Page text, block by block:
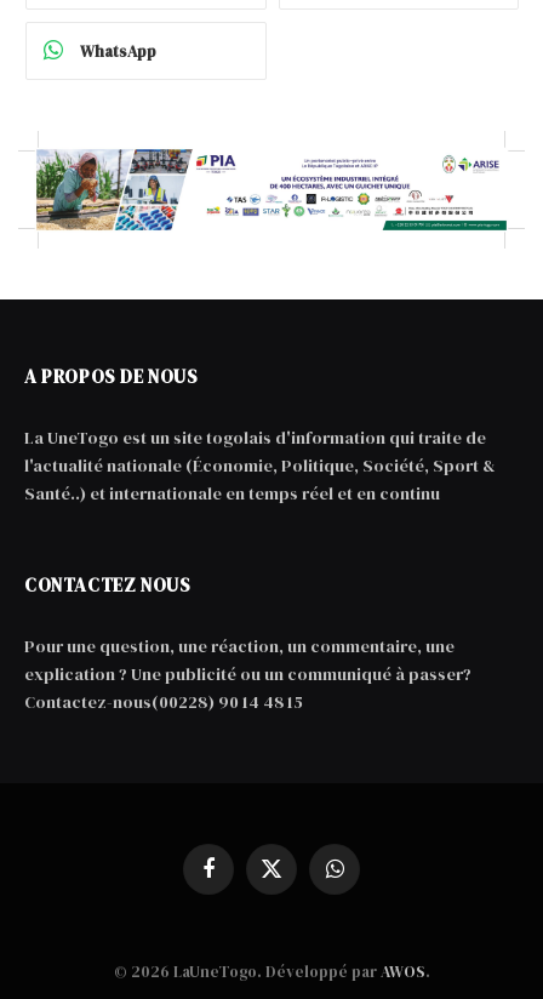
WhatsApp
A PROPOS DE NOUS
La UneTogo est un site togolais d'information qui traite de
l'actualité nationale (Économie, Politique, Société, Sport &
Santé..) et internationale en temps réel et en continu
CONTACTEZ NOUS
Pour une question, une réaction, un commentaire, une
explication ? Une publicité ou un communiqué à passer?
Contactez-nous(00228) 90 14 48 15
Facebook
X
WhatsApp
© 2026 LaUneTogo. Développé parAWOS.